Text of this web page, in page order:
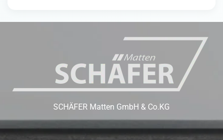
SCHÄFER Matten GmbH & Co.KG